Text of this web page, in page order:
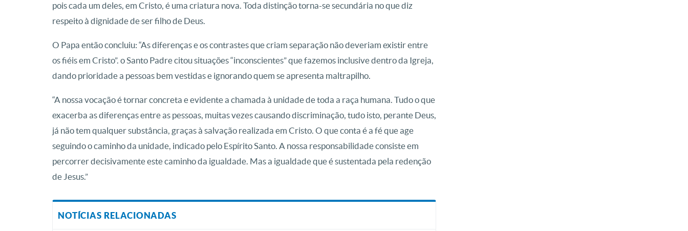
pois cada um deles, em Cristo, é uma criatura nova. Toda distinção torna-se secundária no que diz
respeito à dignidade de ser filho de Deus.
O Papa então concluiu: “As diferenças e os contrastes que criam separação não deveriam existir entre
os fiéis em Cristo”. o Santo Padre citou situações “inconscientes” que fazemos inclusive dentro da Igreja,
dando prioridade a pessoas bem vestidas e ignorando quem se apresenta maltrapilho.
“A nossa vocação é tornar concreta e evidente a chamada à unidade de toda a raça humana. Tudo o que
exacerba as diferenças entre as pessoas, muitas vezes causando discriminação, tudo isto, perante Deus,
já não tem qualquer substância, graças à salvação realizada em Cristo. O que conta é a fé que age
seguindo o caminho da unidade, indicado pelo Espírito Santo. A nossa responsabilidade consiste em
percorrer decisivamente este caminho da igualdade. Mas a igualdade que é sustentada pela redenção
de Jesus.”
NOTÍCIAS RELACIONADAS